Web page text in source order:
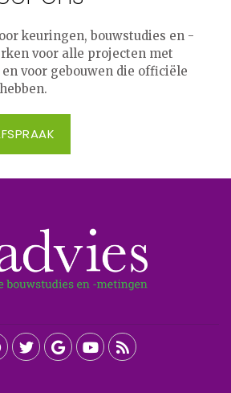
keuringen, bouwstudies en -
voor alle projecten met
voor gebouwen die officiële